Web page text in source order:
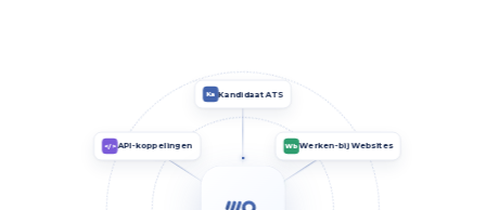
Ka Kandidaat ATS
WbWerken-bij Websites
</> API-koppelingen